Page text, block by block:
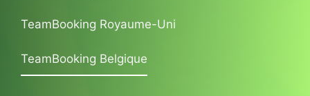
TeamBooking Royaume-Uni
TeamBooking Belgique